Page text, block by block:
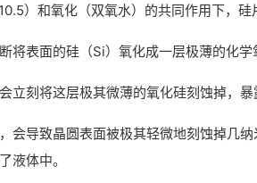
）和氧化（双氧水）的共同作用下，硅
将表面的硅（Si）氧化成一层极薄的化学
立刻将这层极其微薄的氧化硅刻蚀掉，暴
会导致晶圆表面被极其轻微地刻蚀掉几
液体中。